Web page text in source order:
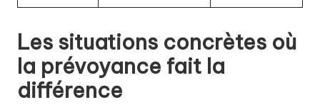
Les situations concrètes où
la prévoyance fait la
différence